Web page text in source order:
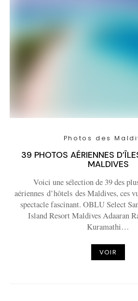
Photos des
39 PHOTOS AÉRIENNES
MALDIVES
Voici une sélection de 39 des
aériennes d’hôtels des Maldives, ces
spectacle fascinant. OBLU Select
Island Resort Maldives Adaaran
Kuramathi…
VOIR